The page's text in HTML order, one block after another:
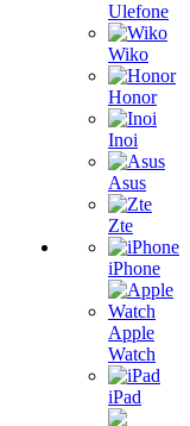
Ulefone
Wiko
Honor
Inoi
Asus
Zte
iPhone
Apple
Watch
iPad